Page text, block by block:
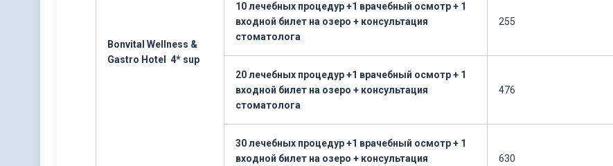
Bonvital Wellness &
Gastro Hotel 4* sup
10 лечебных процедур +1 врачебный осмотр + 1
входной билет на озеро + консультация
стоматолога
255
20 лечебных процедур +1 врачебный осмотр + 1
входной билет на озеро + консультация
стоматолога
476
30 лечебных процедур +1 врачебный осмотр + 1
входной билет на озеро + консультация
630